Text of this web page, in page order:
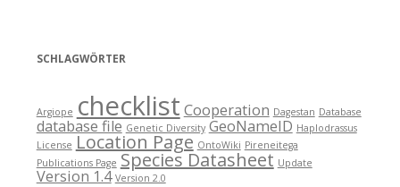
SCHLAGWÖRTER
Argiope checklist Cooperation Dagestan Database
database file Genetic Diversity GeoNameID Haplodrassus
License Location Page OntoWiki Pireneitega
Publications Page Species Datasheet Update
Version 1.4 Version 2.0